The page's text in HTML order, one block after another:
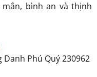
bình an và thịnh
Danh Phú Quý 230962